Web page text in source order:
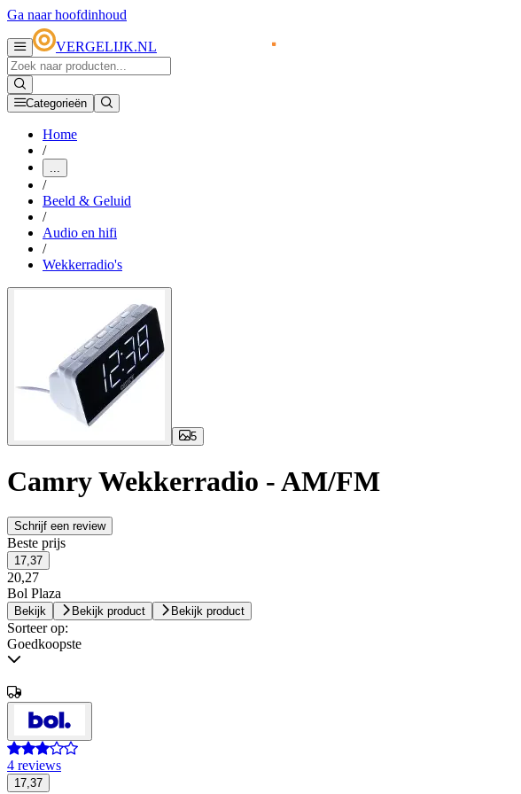
Ga naar hoofdinhoud
VERGELIJK.NL
Categorieën
Home
/
...
/
Beeld & Geluid
/
Audio en hifi
/
Wekkerradio's
5
Camry Wekkerradio - AM/FM
Schrijf een review
Beste prijs
17,37
20,27
Bol Plaza
Bekijk Bekijk product Bekijk product
Sorteer op:
Goedkoopste
4 reviews
17,37